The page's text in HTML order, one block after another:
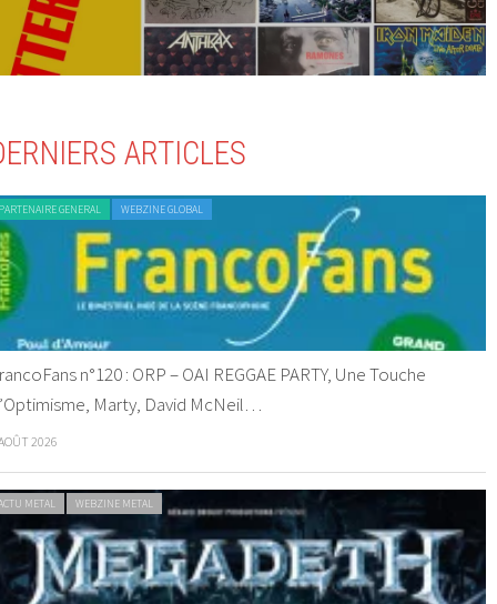
ARTICLES
GENERAL WEBZINE GLOBAL
n°120 : ORP – OAI REGGAE PARTY, Une Touche
Marty, David McNeil…
2026
METAL WEBZINE METAL